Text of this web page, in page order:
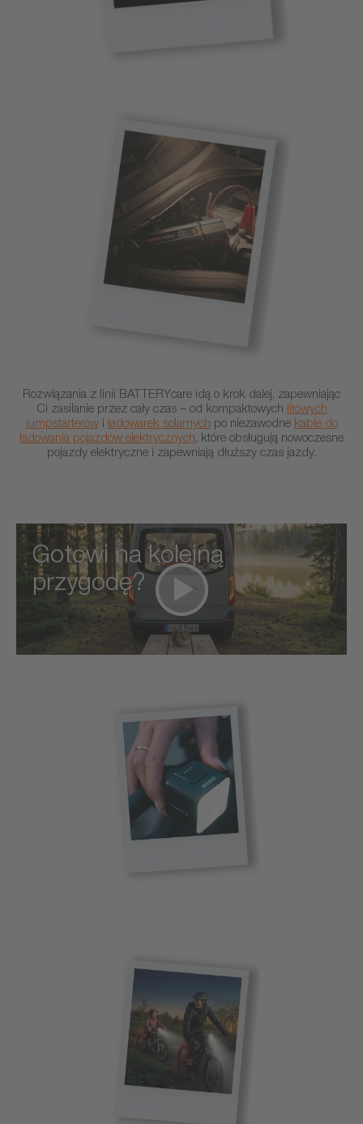
Rozwiązania z linii BATTERYcare idą o krok dalej, zapewniając
Ci zasilanie przez cały czas – od kompaktowych litowych
jumpstarterówi ładowarek solarnych po niezawodne kable do
ładowania pojazdów elektrycznych, które obsługują nowoczesne
pojazdy elektryczne i zapewniają dłuższy czas jazdy.
Gotowi na kolejną
przygodę?